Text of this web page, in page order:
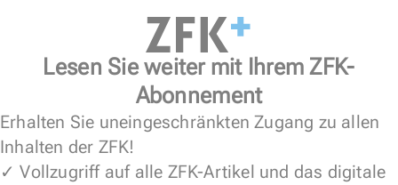
Lesen Sie weiter mit Ihrem ZFK-
Abonnement
Erhalten Sie uneingeschränkten Zugang zu allen
Inhalten der ZFK!
✓ Vollzugriff auf alle ZFK-Artikel und das digitale